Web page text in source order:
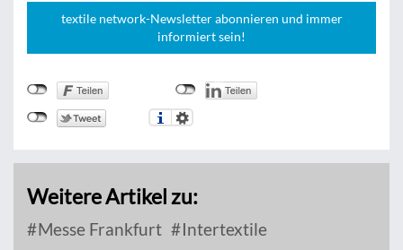
textile network-Newsletter abonnieren und immer
informiert sein!
Weitere Artikel zu:
Messe Frankfurt Intertextile